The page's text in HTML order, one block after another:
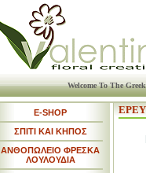
Welcome To The
E-SHOP
ΣΠΙΤΙ ΚΑΙ ΚΗΠΟΣ
ΑΝΘΟΠΩΛΕΙΟ ΦΡΕΣΚΑ
ΛΟΥΛΟΥΔΙΑ